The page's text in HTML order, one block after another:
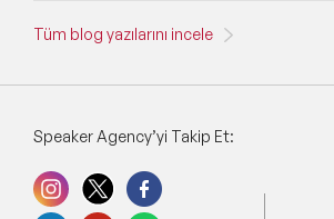
Tüm blog yazılarını incele
Speaker Agency’yi Takip Et: